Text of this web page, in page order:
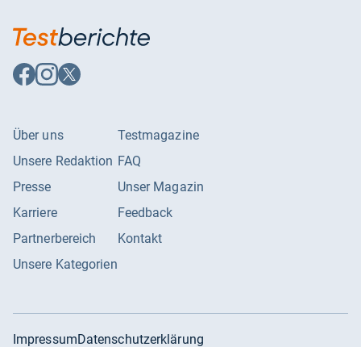
Auf
Facebook
Auf
Instagram
Auf
X
Über uns
Unsere Redaktion
Presse
Karriere
Partnerbereich
Unsere Kategorien
Testmagazine
FAQ
Unser Magazin
Feedback
Kontakt
ImpressumDatenschutzerklärung